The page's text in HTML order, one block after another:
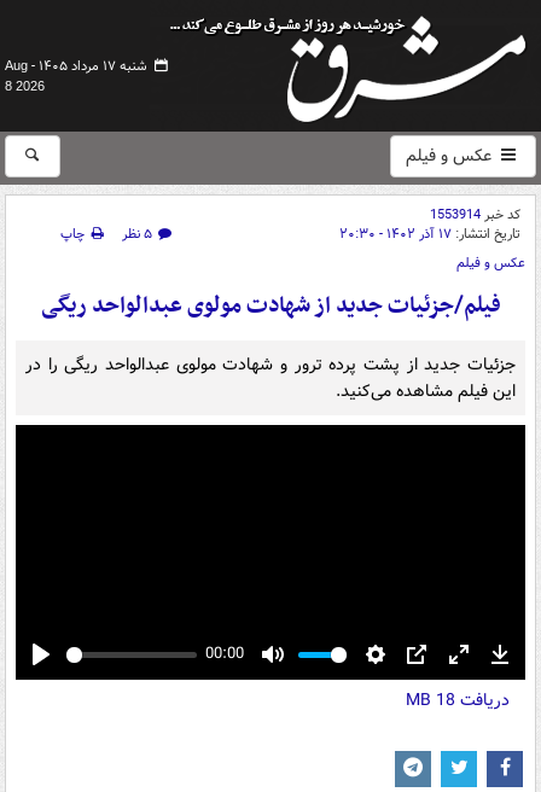
شنبه ۱۷ مرداد ۱۴۰۵ -
Aug
8 2026
عکس و فیلم
کد خبر1553914
تاریخ انتشار: ۱۷ آذر ۱۴۰۲ - ۲۰:۳۰ ۵ نظر
چاپ
عکس و فیلم
فیلم/جزئیات جدید از شهادت مولوی عبدالواحد ریگی
جزئیات جدید از پشت پرده ترور و شهادت مولوی عبدالواحد ریگی را در
این فیلم مشاهده می‌کنید.
Play
00:00
Mute Settings
PIP Enter
fullscreen
دریافت 18 MB